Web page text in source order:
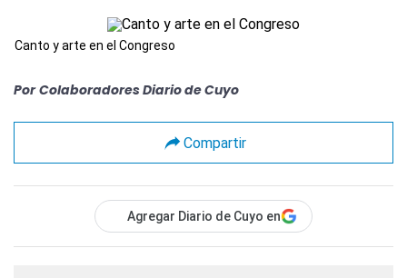
Canto y arte en el Congreso
Por Colaboradores Diario de Cuyo
Compartir
Agregar Diario de Cuyo en